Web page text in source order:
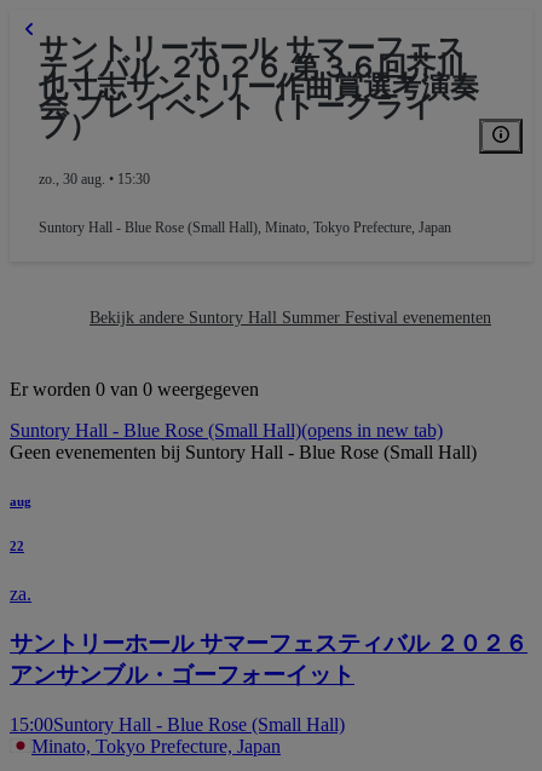
サントリーホール サマーフェス
ティバル ２０２６ 第３６回芥川
也寸志サントリー作曲賞選考演奏
会 プレイベント（トークライ
ブ）
zo., 30 aug. • 15:30
Suntory Hall - Blue Rose (Small Hall), Minato, Tokyo Prefecture, Japan
Bekijk andere Suntory Hall Summer Festival evenementen
Er worden 0 van 0 weergegeven
Suntory Hall - Blue Rose (Small Hall)(opens in new tab)
Geen evenementen bij Suntory Hall - Blue Rose (Small Hall)
aug
22
za.
サントリーホール サマーフェスティバル ２０２６
アンサンブル・ゴーフォーイット
15:00Suntory Hall - Blue Rose (Small Hall)
Minato, Tokyo Prefecture, Japan